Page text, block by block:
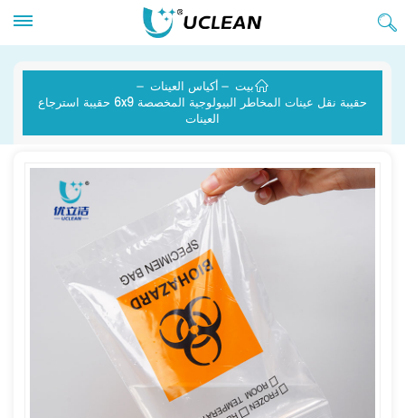
بيت
أكياس العينات
حقيبة نقل عينات المخاطر البيولوجية المخصصة 6x9 حقيبة استرجاع
العينات